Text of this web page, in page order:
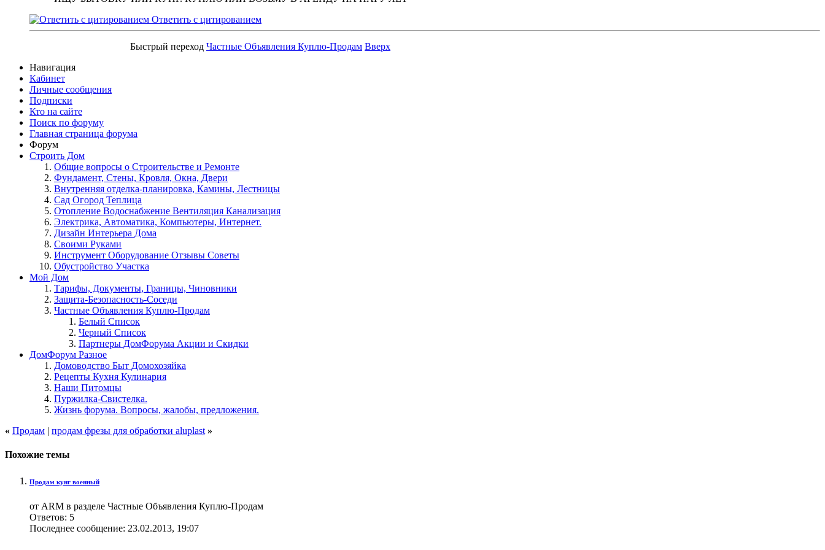
Ответить с цитированием
Быстрый переход Частные Объявления Куплю-Продам Вверх
Навигация
Кабинет
Личные сообщения
Подписки
Кто на сайте
Поиск по форуму
Главная страница форума
Форум
Строить Дом
Общие вопросы о Строительстве и Ремонте
Фундамент, Стены, Кровля, Окна, Двери
Внутренняя отделка-планировка, Камины, Лестницы
Сад Огород Теплица
Отопление Водоснабжение Вентиляция Канализация
Электрика, Автоматика, Компьютеры, Интернет.
Дизайн Интерьера Дома
Своими Руками
Инструмент Оборудование Отзывы Советы
Обустройство Участка
Мой Дом
Тарифы, Документы, Границы, Чиновники
Защита-Безопасность-Соседи
Частные Объявления Куплю-Продам
Белый Список
Черный Список
Партнеры ДомФорума Акции и Скидки
ДомФорум Разное
Домоводство Быт Домохозяйка
Рецепты Кухня Кулинария
Наши Питомцы
Пуржилка-Свистелка.
Жизнь форума. Вопросы, жалобы, предложения.
« Продам | продам фрезы для обработки aluplast »
Похожие темы
Продам кунг военный
от ARM в разделе Частные Объявления Куплю-Продам
Ответов: 5
Последнее сообщение: 23.02.2013, 19:07